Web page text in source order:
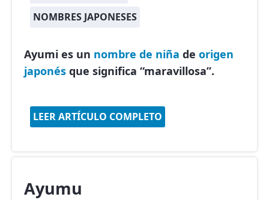
NOMBRES JAPONESES
Ayumi es un nombre de niña de origen
japonés que significa “maravillosa”.
LEER ARTÍCULO COMPLETO
Ayumu